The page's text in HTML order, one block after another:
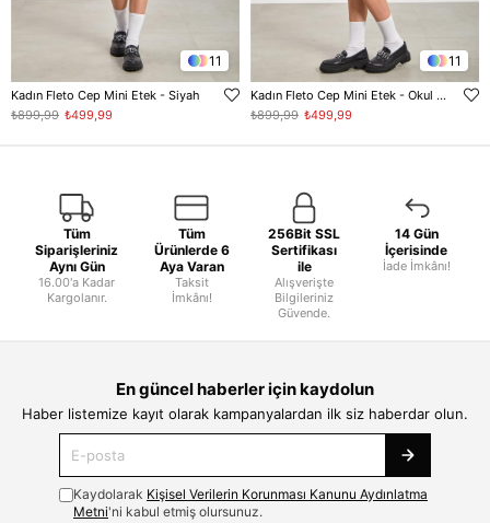
11
Kadın Fleto Cep Mini Etek - Siyah
₺499,99
₺899,99
11
Kadın Fleto Cep Mini Etek - Okul Gri
₺499,99
₺899,99
Tüm
Siparişleriniz
Aynı Gün
16.00'a Kadar
Kargolanır.
Tüm
Ürünlerde 6
Aya Varan
Taksit
İmkânı!
256Bit SSL
Sertifikası
ile
Alışverişte
Bilgileriniz
Güvende.
14 Gün
İçerisinde
İade İmkânı!
En güncel haberler için kaydolun
Haber listemize kayıt olarak kampanyalardan ilk siz haberdar olun.
Kaydolarak Kişisel Verilerin Korunması Kanunu Aydınlatma
Metni'ni kabul etmiş olursunuz.